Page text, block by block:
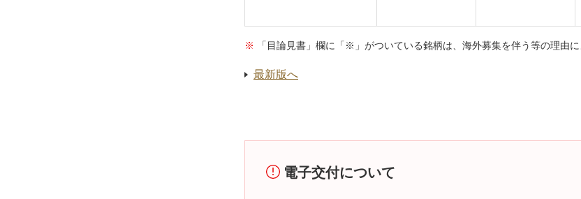
「目論見書」欄に「※」がついている銘柄は、海外募集を伴う等の理由
最新版へ
電子交付について